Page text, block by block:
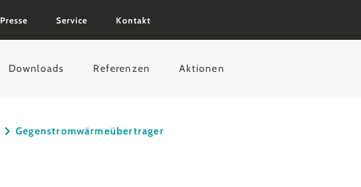
Presse Service Kontakt
Downloads Referenzen Aktionen
Gegenstromwärmeübertrager